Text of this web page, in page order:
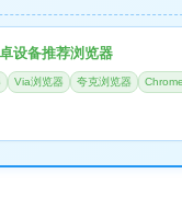
设备推荐浏览器
Via浏览器 夸克浏览器 Chrome